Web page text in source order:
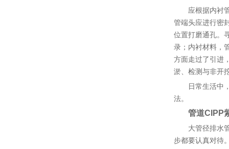
应根据内衬
管端头应进行密
位置打磨通孔。
录；内衬材料，
方面走过了引进
淤、检测与非开
日常生活中
法。
管道CIPP
大管径排水
步都要认真对待